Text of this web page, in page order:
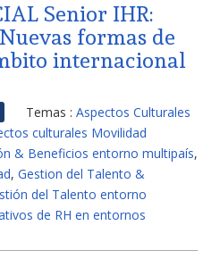
Senior IHR:
formas de
internacional
Temas : Aspectos Culturales
culturales Movilidad
& Beneficios entorno multipaís,
, Gestion del Talento &
del Talento entorno
de RH en entornos